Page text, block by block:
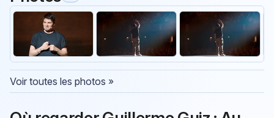
Voir toutes les photos »